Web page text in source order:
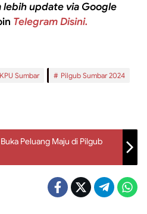
lebih update via Google
Telegram Disini.
KPU Sumbar
Pilgub Sumbar 2024
Peluang Maju di Pilgub